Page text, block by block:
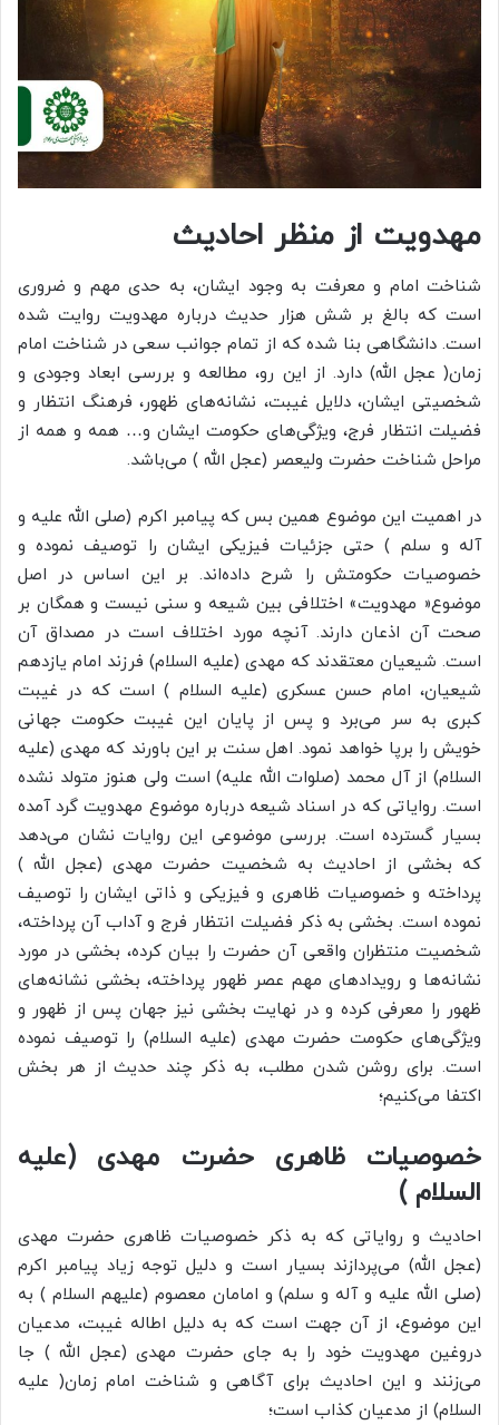
مهدویت از منظر احادیث
شناخت امام و معرفت به وجود ایشان، به حدی مهم و ضروری
است که بالغ بر شش هزار حدیث درباره مهدویت روایت شده
است. دانشگاهی بنا شده که از تمام جوانب سعی در شناخت امام
زمان( عجل الله) دارد. از این رو، مطالعه و بررسی ابعاد وجودی و
شخصیتی ایشان، دلایل غیبت، نشانه‌های ظهور، فرهنگ انتظار و
فضیلت انتظار فرج، ویژگی‌های حکومت ایشان و… همه و همه از
مراحل شناخت حضرت ولیعصر (عجل الله ) می‌باشد.
در اهمیت این موضوع همین بس که پیامبر اکرم (صلی الله علیه و
آله و سلم ) حتی جزئیات فیزیکی ایشان را توصیف نموده و
خصوصیات حکومتش را شرح داده‌اند. بر این اساس در اصل
موضوع« مهدویت» اختلافی بین شیعه و سنی نیست و همگان بر
صحت آن اذعان دارند. آنچه مورد اختلاف است در مصداق آن
است. شیعیان معتقدند که مهدی (علیه السلام) فرزند امام یازدهم
شیعیان، امام حسن عسکری (علیه السلام ) است که در غیبت
کبری به سر می‌برد و پس از پایان این غیبت حکومت جهانی
خویش را برپا خواهد نمود. اهل سنت بر این باورند که مهدی (علیه
السلام) از آل محمد (صلوات الله علیه) است ولی هنوز متولد نشده
است. روایاتی که در اسناد شیعه درباره موضوع مهدویت گرد آمده
بسیار گسترده است. بررسی موضوعی این روایات نشان می‌دهد
که بخشی از احادیث به شخصیت حضرت مهدی (عجل الله )
پرداخته و خصوصیات ظاهری و فیزیکی و ذاتی ایشان را توصیف
نموده است. بخشی به ذکر فضیلت انتظار فرج و آداب آن پرداخته،
شخصیت منتظران واقعی آن حضرت را بیان کرده، بخشی در مورد
نشانه‌ها و رویدادهای مهم عصر ظهور پرداخته، بخشی نشانه‌های
ظهور را معرفی کرده و در نهایت بخشی نیز جهان پس از ظهور و
ویژگی‌های حکومت حضرت مهدی (علیه السلام) را توصیف نموده
است. برای روشن شدن مطلب، به ذکر چند حدیث از هر بخش
اکتفا می‌کنیم؛
خصوصیات ظاهری حضرت مهدی (علیه
السلام )
احادیث و روایاتی که به ذکر خصوصیات ظاهری حضرت مهدی
(عجل الله) می‌پردازند بسیار است و دلیل توجه زیاد پیامبر اکرم
(صلی الله علیه و آله و سلم) و امامان معصوم (علیهم السلام ) به
این موضوع، از آن جهت است که به دلیل اطاله غیبت، مدعیان
دروغین مهدویت خود را به جای حضرت مهدی (عجل الله ) جا
می‌زنند و این احادیث برای آگاهی و شناخت امام زمان( علیه
السلام) از مدعیان کذاب است؛